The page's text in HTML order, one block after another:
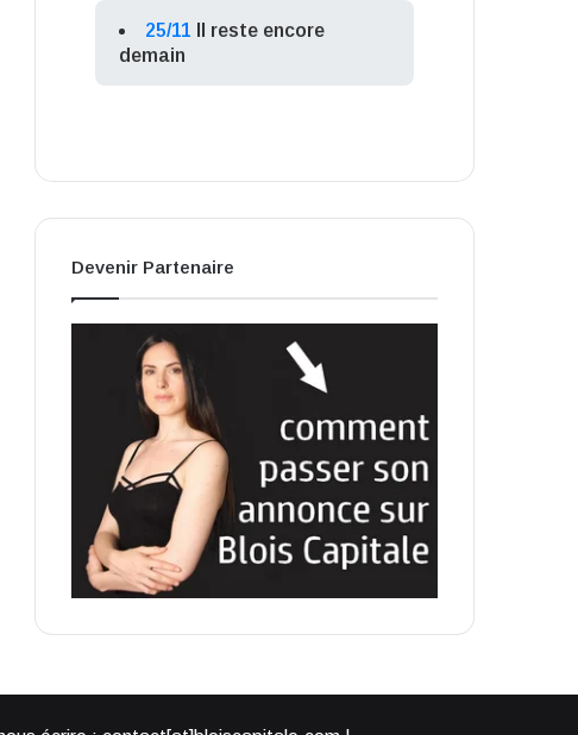
25/11
Il reste encore
demain
Devenir Partenaire